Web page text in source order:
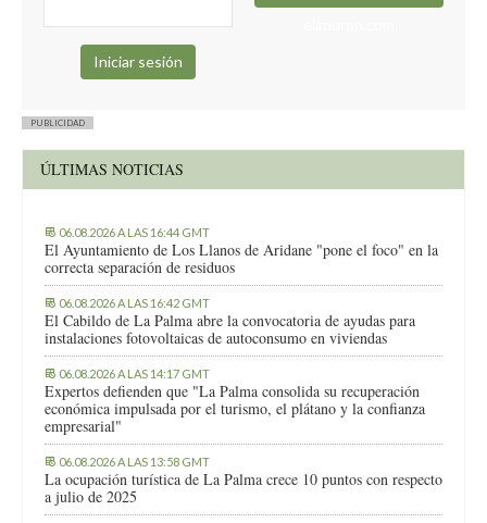
PUBLICIDAD
ÚLTIMAS NOTICIAS
06.08.2026 A LAS 16:44 GMT
El Ayuntamiento de Los Llanos de Aridane "pone el foco" en la
correcta separación de residuos
06.08.2026 A LAS 16:42 GMT
El Cabildo de La Palma abre la convocatoria de ayudas para
instalaciones fotovoltaicas de autoconsumo en viviendas
06.08.2026 A LAS 14:17 GMT
Expertos defienden que "La Palma consolida su recuperación
económica impulsada por el turismo, el plátano y la confianza
empresarial"
06.08.2026 A LAS 13:58 GMT
La ocupación turística de La Palma crece 10 puntos con respecto
a julio de 2025